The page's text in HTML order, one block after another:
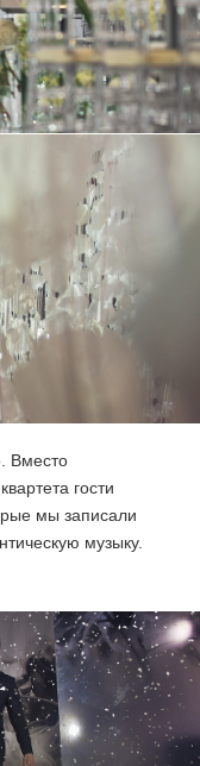
Вместо
гости
мы записали
музыку.